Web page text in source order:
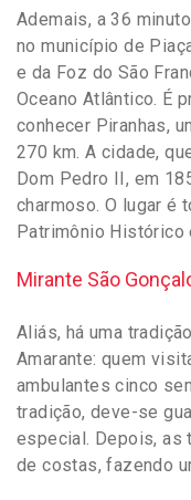
Ademais, a 36
no município de
e da Foz do São
Oceano Atlântico. É
conhecer Piranhas,
270 km. A cidade,
Dom Pedro II, em
charmoso. O lugar é
Patrimônio Histórico
Mirante São
Aliás, há uma
Amarante: quem
ambulantes cinco
tradição, deve-se
especial. Depois, as
de costas, fazendo